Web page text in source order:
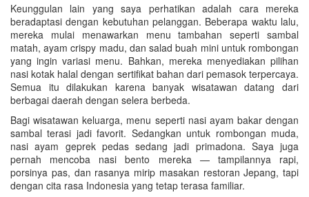
Keunggulan lain yang saya perhatikan adalah cara mereka
beradaptasi dengan kebutuhan pelanggan. Beberapa waktu lalu,
mereka mulai menawarkan menu tambahan seperti sambal
matah, ayam crispy madu, dan salad buah mini untuk rombongan
yang ingin variasi menu. Bahkan, mereka menyediakan pilihan
nasi kotak halal dengan sertifikat bahan dari pemasok terpercaya.
Semua itu dilakukan karena banyak wisatawan datang dari
berbagai daerah dengan selera berbeda.
Bagi wisatawan keluarga, menu seperti nasi ayam bakar dengan
sambal terasi jadi favorit. Sedangkan untuk rombongan muda,
nasi ayam geprek pedas sedang jadi primadona. Saya juga
pernah mencoba nasi bento mereka — tampilannya rapi,
porsinya pas, dan rasanya mirip masakan restoran Jepang, tapi
dengan cita rasa Indonesia yang tetap terasa familiar.